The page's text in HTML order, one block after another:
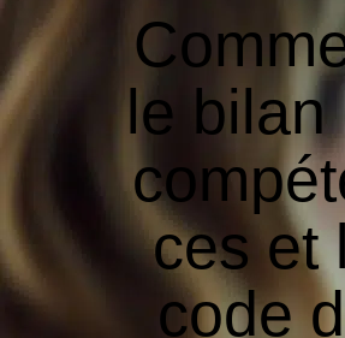
le bilan
ces et
code